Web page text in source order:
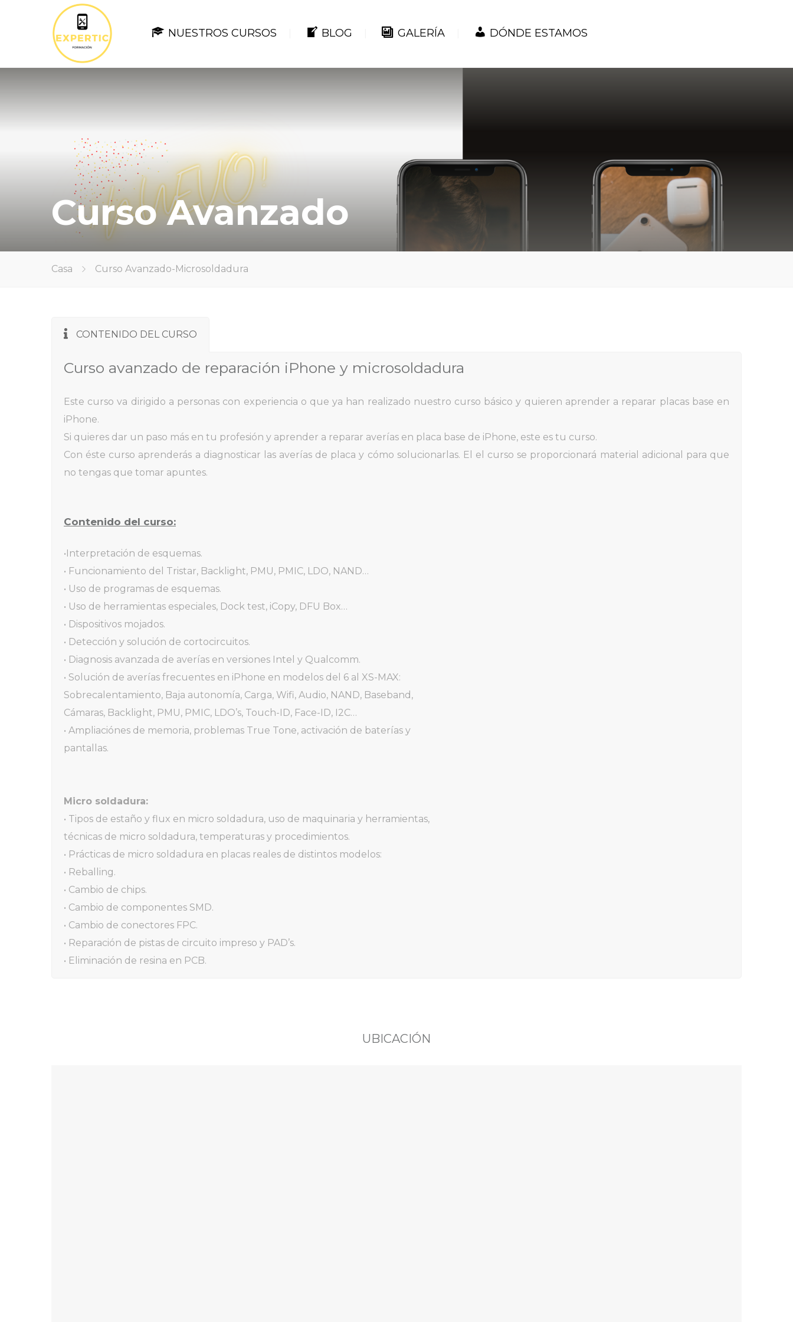
NUESTROS CURSOS BLOG GALERÍA DÓNDE ESTAMOS
Curso Avanzado
Casa Curso Avanzado-Microsoldadura
CONTENIDO DEL CURSO
Curso avanzado de reparación iPhone y microsoldadura
Este curso va dirigido a personas con experiencia o que ya han realizado nuestro curso básico y quieren aprender a reparar placas base en
iPhone.
Si quieres dar un paso más en tu profesión y aprender a reparar averías en placa base de iPhone, este es tu curso.
Con éste curso aprenderás a diagnosticar las averías de placa y cómo solucionarlas. El el curso se proporcionará material adicional para que
no tengas que tomar apuntes.
Contenido del curso:
•Interpretación de esquemas.
• Funcionamiento del Tristar, Backlight, PMU, PMIC, LDO, NAND…
• Uso de programas de esquemas.
• Uso de herramientas especiales, Dock test, iCopy, DFU Box…
• Dispositivos mojados.
• Detección y solución de cortocircuitos.
• Diagnosis avanzada de averías en versiones Intel y Qualcomm.
• Solución de averías frecuentes en iPhone en modelos del 6 al XS-MAX:
Sobrecalentamiento, Baja autonomía, Carga, Wifi, Audio, NAND, Baseband,
Cámaras, Backlight, PMU, PMIC, LDO’s, Touch-ID, Face-ID, I2C…
• Ampliaciónes de memoria, problemas True Tone, activación de baterías y
pantallas.
Micro soldadura:
• Tipos de estaño y flux en micro soldadura, uso de maquinaria y herramientas,
técnicas de micro soldadura, temperaturas y procedimientos.
• Prácticas de micro soldadura en placas reales de distintos modelos:
• Reballing.
• Cambio de chips.
• Cambio de componentes SMD.
• Cambio de conectores FPC.
• Reparación de pistas de circuito impreso y PAD’s.
• Eliminación de resina en PCB.
UBICACIÓN